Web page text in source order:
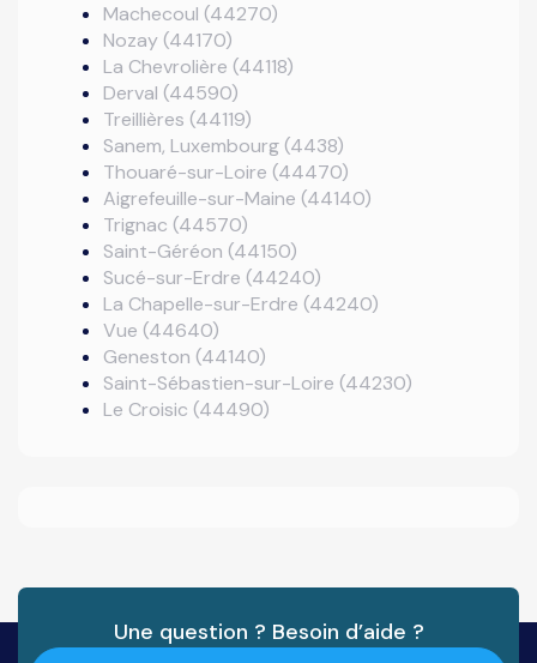
Machecoul (44270)
Nozay (44170)
La Chevrolière (44118)
Derval (44590)
Treillières (44119)
Sanem, Luxembourg (4438)
Thouaré-sur-Loire (44470)
Aigrefeuille-sur-Maine (44140)
Trignac (44570)
Saint-Géréon (44150)
Sucé-sur-Erdre (44240)
La Chapelle-sur-Erdre (44240)
Vue (44640)
Geneston (44140)
Saint-Sébastien-sur-Loire (44230)
Le Croisic (44490)
Une question ? Besoin d’aide ?